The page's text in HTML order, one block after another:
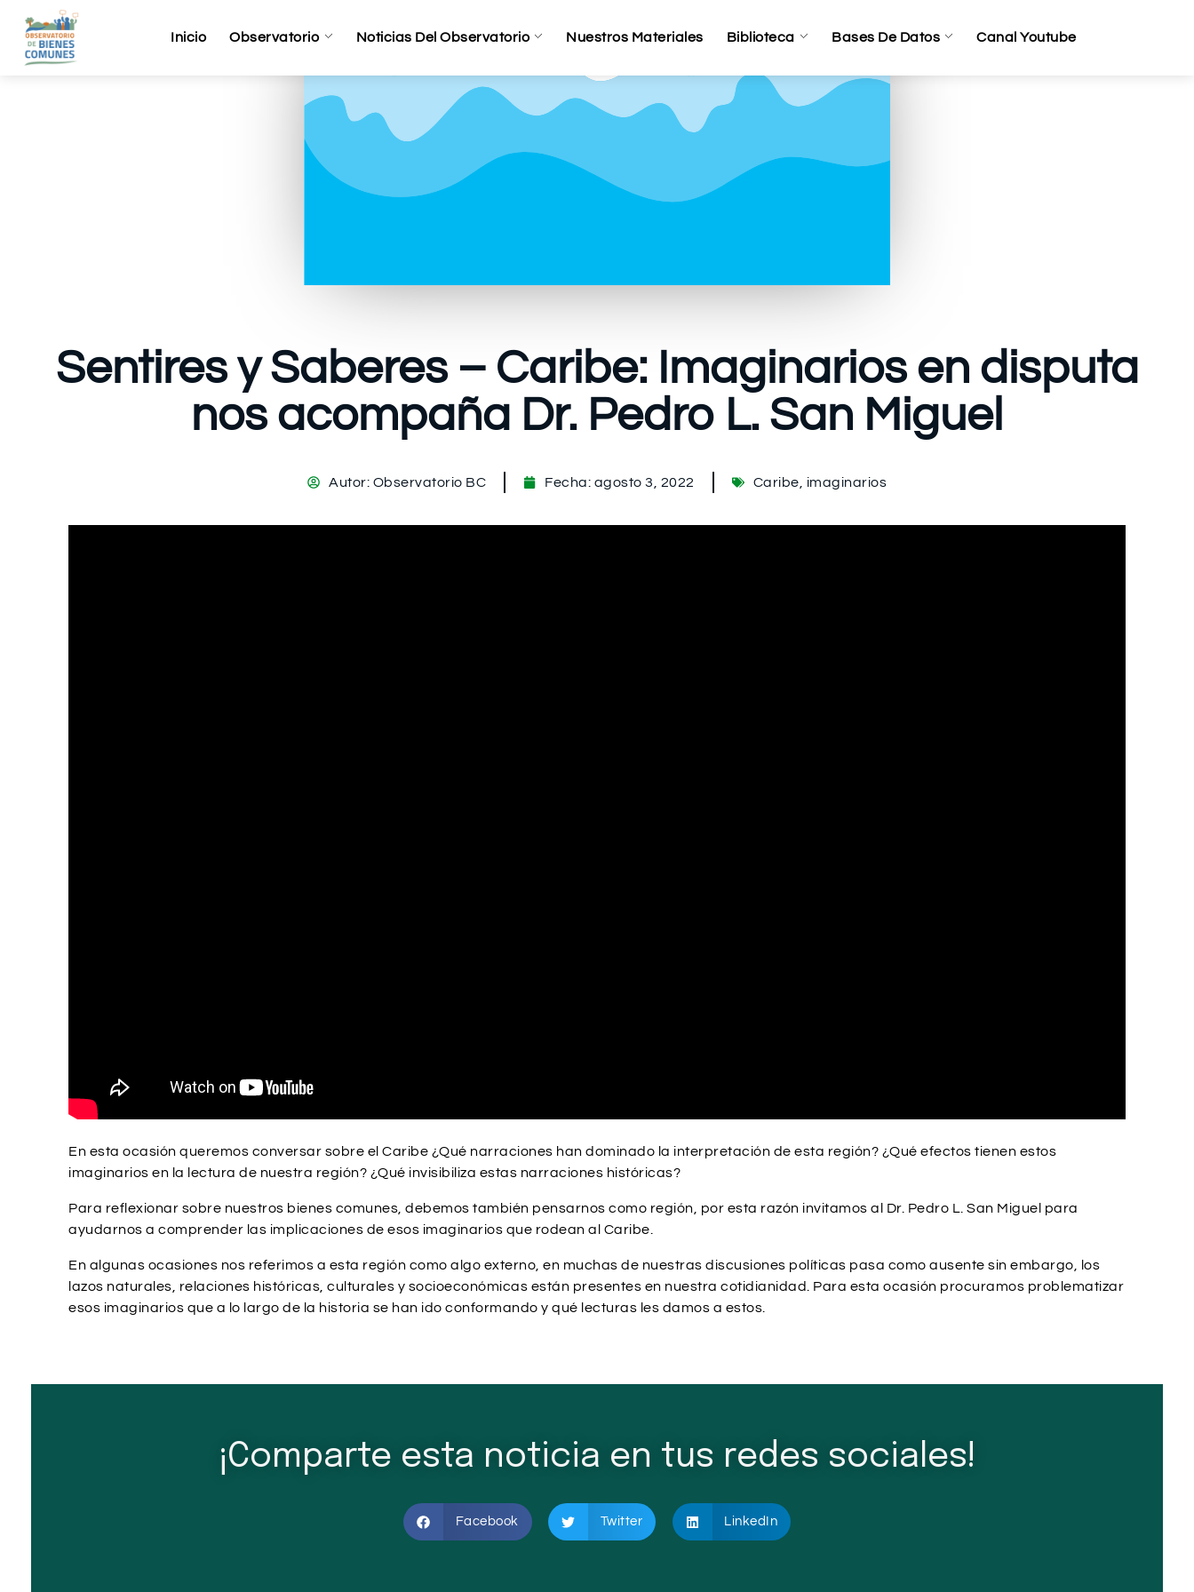
Inicio Observatorio Noticias Del Observatorio Nuestros Materiales Biblioteca Bases De Datos Canal Youtube
Sentires y Saberes – Caribe: Imaginarios en disputa
nos acompaña Dr. Pedro L. San Miguel
Autor: Observatorio BC Fecha: agosto 3, 2022 Caribe imaginarios
En esta ocasión queremos conversar sobre el Caribe ¿Qué narraciones han dominado la interpretación de esta región? ¿Qué efectos tienen estos
imaginarios en la lectura de nuestra región? ¿Qué invisibiliza estas narraciones históricas?
Para reflexionar sobre nuestros bienes comunes, debemos también pensarnos como región, por esta razón invitamos al Dr. Pedro L. San Miguel para
ayudarnos a comprender las implicaciones de esos imaginarios que rodean al Caribe.
En algunas ocasiones nos referimos a esta región como algo externo, en muchas de nuestras discusiones políticas pasa como ausente sin embargo, los
lazos naturales, relaciones históricas, culturales y socioeconómicas están presentes en nuestra cotidianidad. Para esta ocasión procuramos problematizar
esos imaginarios que a lo largo de la historia se han ido conformando y qué lecturas les damos a estos.
¡Comparte esta noticia en tus redes sociales!
Facebook Twitter LinkedIn